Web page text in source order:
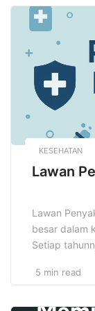
lebih besar
biasa.
tidak hanya
KESEHATAN
Lawan
Lawan
besar dalam
Setiap
sangat
menular
5 min read